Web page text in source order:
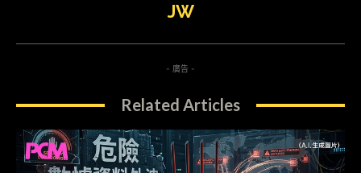
JW
- 廣告 -
Related Articles